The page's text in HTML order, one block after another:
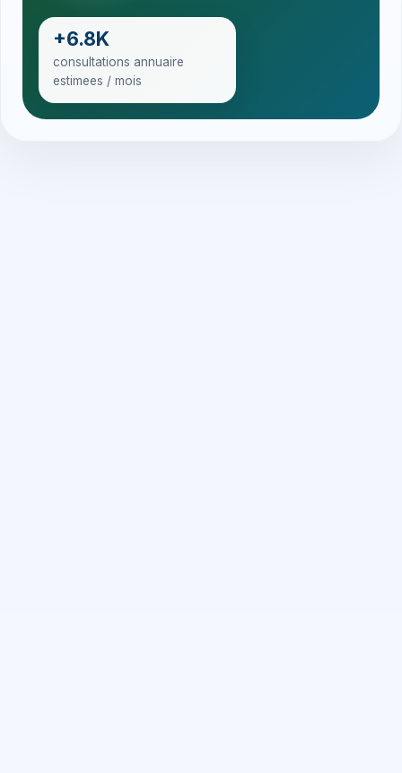
+6.8K
consultations annuaire
estimees / mois